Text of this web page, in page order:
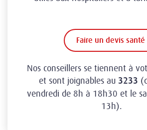
Faire un devis santé
Nos conseillers se tiennent à
et sont joignables au 3233
vendredi de 8h à 18h30 et le
13h).